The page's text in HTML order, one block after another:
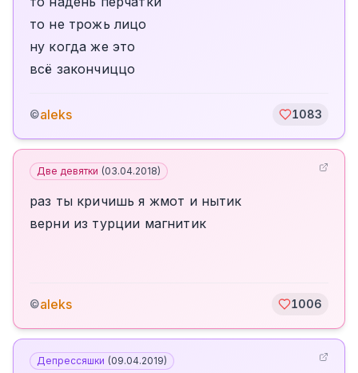
то не трожь лицо
ну когда же это
всё закончиццо
©aleks 1083
Две девятки (03.04.2018)
раз ты кричишь я жмот и нытик
верни из турции магнитик
©aleks 1006
Депрессяшки (09.04.2019)